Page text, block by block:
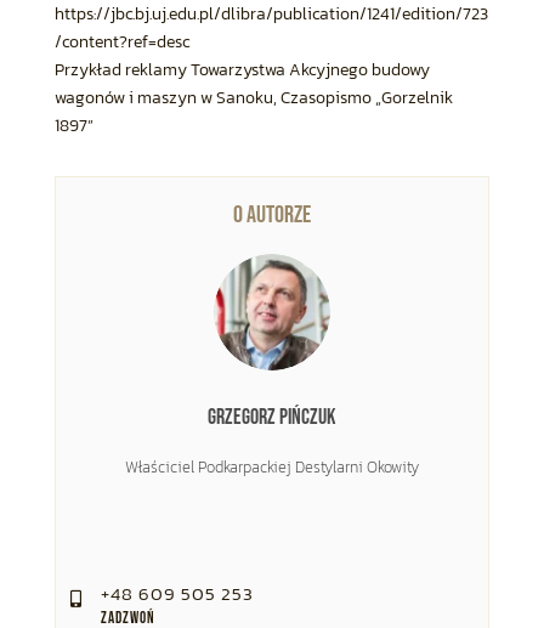
https://jbc.bj.uj.edu.pl/dlibra/publication/1241/edition/723
/content?ref=desc
Przykład reklamy Towarzystwa Akcyjnego budowy
wagonów i maszyn w Sanoku, Czasopismo „Gorzelnik
1897”
O AUTORZE
Grzegorz Pińczuk
Właściciel Podkarpackiej Destylarni Okowity
 +48 609 505 253
Zadzwoń